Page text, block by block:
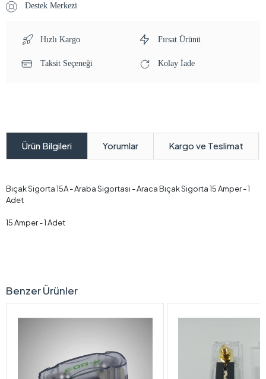
Destek Merkezi
Hızlı Kargo Fırsat Ürünü
Taksit Seçeneği Kolay İade
Ürün Bilgileri Yorumlar Kargo ve Teslimat
Bıçak Sigorta 15A - Araba Sigortası - Araca Bıçak Sigorta 15 Amper - 1
Adet
15 Amper - 1 Adet
Benzer Ürünler